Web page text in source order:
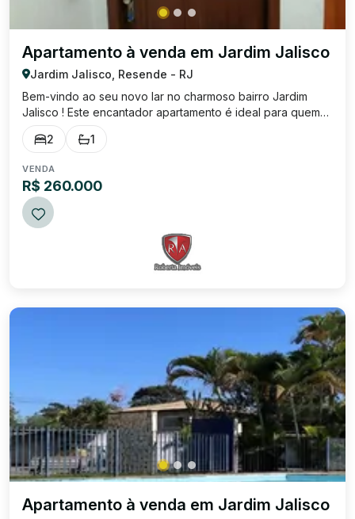
Apartamento à venda em Jardim Jalisco
Jardim Jalisco, Resende - RJ
Bem-vindo ao seu novo lar no charmoso bairro Jardim
Jalisco ! Este encantador apartamento é ideal para quem
busca conforto e praticidade. Dormitórios: 2. Banheiros: 1.
Salas: 1 Vagas: 1. Perfeito para quem deseja morar em um
2 1
VENDA
R$ 260.000
Apartamento à venda em Jardim Jalisco